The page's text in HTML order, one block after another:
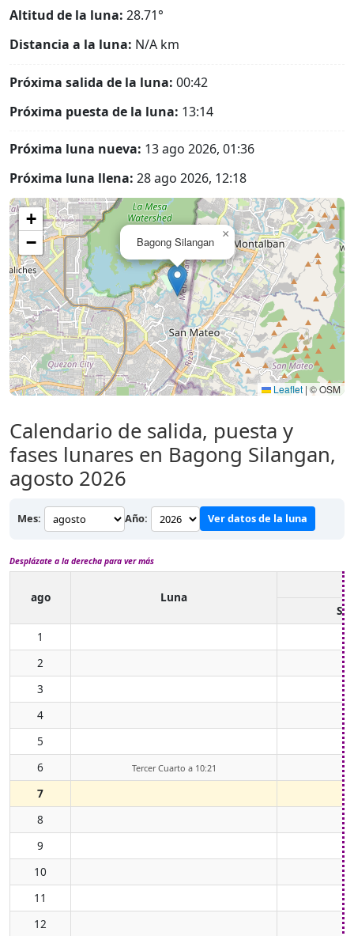
Altitud de la luna: 28.71°
Distancia a la luna: N/A km
Próxima salida de la luna: 00:42
Próxima puesta de la luna: 13:14
Próxima luna nueva: 13 ago 2026, 01:36
Próxima luna llena: 28 ago 2026, 12:18
Bagong Silangan
×
+
−
Leaflet | © OSM
Calendario de salida, puesta y
fases lunares en Bagong Silangan,
agosto 2026
Mes: Año: Ver datos de la luna
Desplázate a la derecha para ver más
ago
Luna
1
2
3
4
5
6
Tercer Cuarto a 10:21
7
8
9
10
11
12